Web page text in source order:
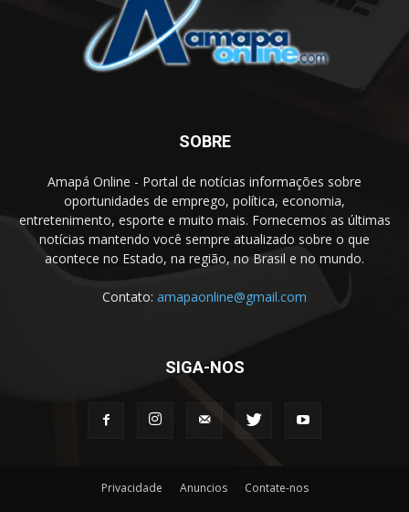
SOBRE
Amapá Online - Portal de notícias informações sobre
oportunidades de emprego, política, economia,
entretenimento, esporte e muito mais. Fornecemos as últimas
notícias mantendo você sempre atualizado sobre o que
acontece no Estado, na região, no Brasil e no mundo.
Contato: amapaonline@gmail.com
SIGA-NOS
Privacidade Anuncios Contate-nos